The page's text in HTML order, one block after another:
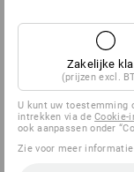
variant
(incl. BTW) v.a. 20 stuks
U
Zakelijke
(prijzen excl.
U kunt uw toestemming
intrekken via deCookie-
ook aanpassen onder
Zie voor meer informatie